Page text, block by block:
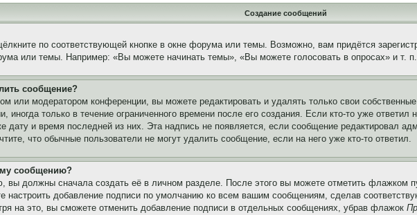
Создание сообщений
по соответствующей кнопке в окне форума или темы. Возможно, вам придётся
или темы. Например: «Вы можете начинать темы», «Вы можете голосовать в опросах» и т. п.
сообщение?
или модератором конференции, вы можете редактировать и удалять только свои
иногда только в течение ограниченного времени после его создания. Если кто-то уже
дату и время последней из них. Эта надпись не появляется, если сообщение редактировал
что обычные пользователи не могут удалить сообщение, если на него уже кто-то ответил.
сообщению?
вы должны сначала создать её в личном разделе. После этого вы можете отметить флажком
настроить добавление подписи по умолчанию ко всем вашим сообщениям, сделав
на это, вы сможете отменить добавление подписи в отдельных сообщениях, убрав флажок